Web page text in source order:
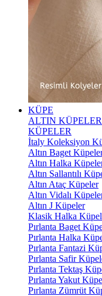
KÜPE
ALTIN KÜPELER
KÜPELER
İtaly Koleksiyon
Altın Baget
Altın Halka
Altın Sallantılı
Altın Ataç Küpeler
Altın Vidalı
Altın J Küpeler
Klasik Halka
Pırlanta Baget
Pırlanta Halka
Pırlanta Fantazi
Pırlanta Safir
Pırlanta Tektaş
Pırlanta Yakut
Pırlanta Zümrüt